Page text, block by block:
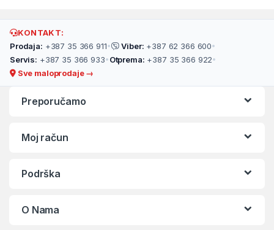
KONTAKT:
Prodaja: +387 35 366 911• Viber: +387 62 366 600•
Servis: +387 35 366 933• Otprema: +387 35 366 922•
Sve maloprodaje →
Preporučamo
Moj račun
Podrška
O Nama